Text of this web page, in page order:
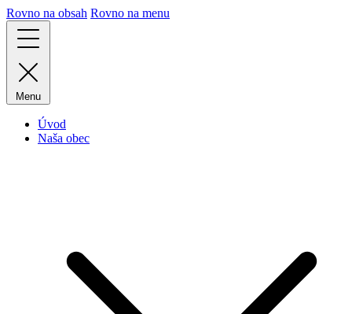
Rovno na obsah Rovno na menu
Menu
Úvod
Naša obec